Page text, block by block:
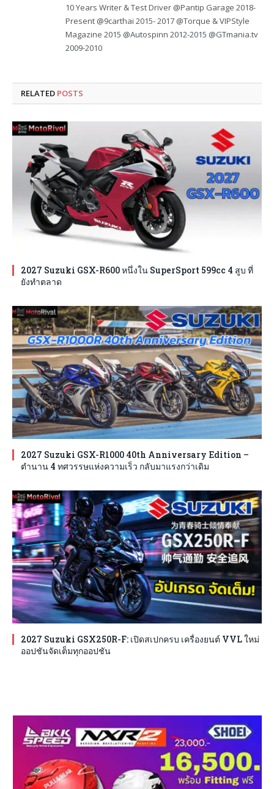
10 Years Writer & Test Driver @Pantip Garage 2018-
Present @9carthai 2015- 2017 @Torque & VIPStyle
Magazine 2015 @Autospinn 2012-2015 @GTmania.tv
2009-2010
RELATED POSTS
2027 Suzuki GSX-R600 หนึ่งใน SuperSport 599cc 4 สูบ ที่
ยังทำตลาด
2027 Suzuki GSX-R1000 40th Anniversary Edition –
ตำนาน 4 ทศวรรษแห่งความเร็ว กลับมาแรงกว่าเดิม
2027 Suzuki GSX250R-F: เปิดสเปกครบ เครื่องยนต์ VVL ใหม่
ออปชันจัดเต็มทุกออปชัน